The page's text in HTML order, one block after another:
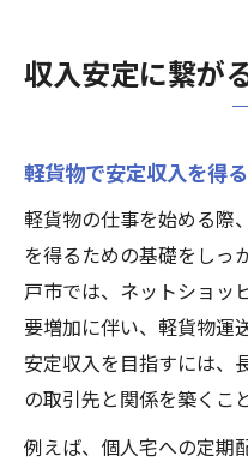
収入安定に繋が
軽貨物で安定収入を得
軽貨物の仕事を始める際
を得るための基礎をしっ
戸市では、ネットショッ
要増加に伴い、軽貨物運
安定収入を目指すには、
の取引先と関係を築くこ
例えば、個人宅への定期